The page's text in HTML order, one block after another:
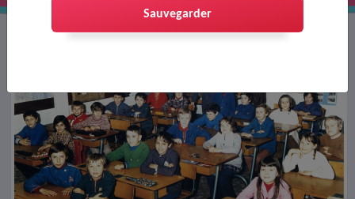
Sauvegarder